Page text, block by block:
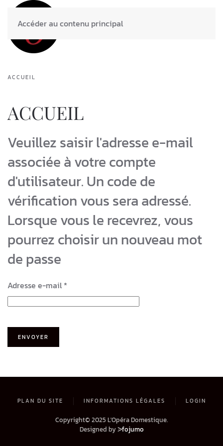
Accéder au contenu principal
ACCUEIL
ACCUEIL
Veuillez saisir l'adresse e-mail
associée à votre compte
d'utilisateur. Un code de
vérification vous sera adressé.
Lorsque vous le recevrez, vous
pourrez choisir un nouveau mot
de passe
Adresse e-mail *
ENVOYER
PLAN DU SITE INFORMATIONS LÉGALES LOGIN
Copyright© 2025 L'Opéra Domestique.
Designed byᐷfojumo